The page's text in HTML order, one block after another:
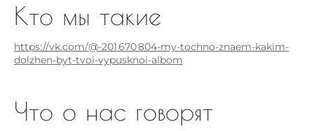
Кто мы такие
https://vk.com/@-201 670 804-my-tochno-znaem-kakim-
dolzhen-byt-tvoi-vypusknoi-albom
Что о нас говорят